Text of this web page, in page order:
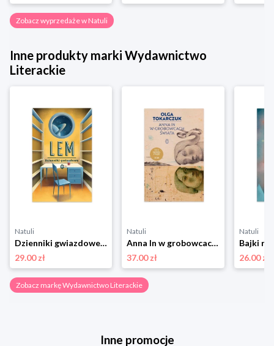
Zobacz wyprzedaże w Natuli
Inne produkty marki Wydawnictwo
Literackie
Natuli
Dzienniki gwiazdowe Wydawnictwo literackie
29.00 zł
Natuli
Anna In w grobowcach świata Wydawnictwo literackie
37.00 zł
Natuli
26.00 zł
Zobacz markę Wydawnictwo Literackie
Inne promocje